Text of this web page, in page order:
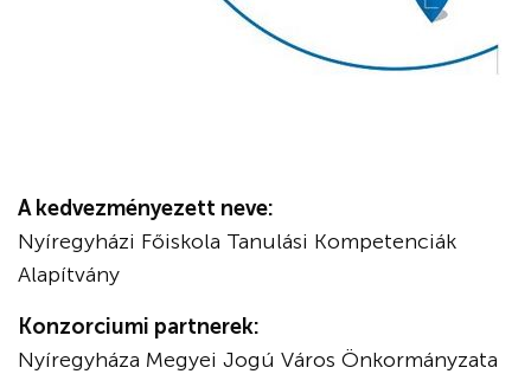
A kedvezményezett neve:
Nyíregyházi Főiskola Tanulási Kompetenciák
Alapítvány
Konzorciumi partnerek:
Nyíregyháza Megyei Jogú Város Önkormányzata